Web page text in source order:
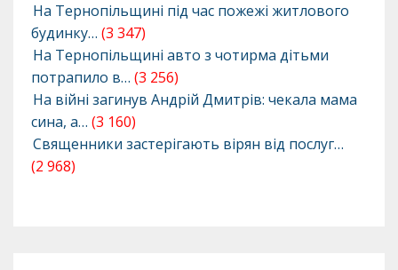
На Тернопільщині під час пожежі житлового
будинку… (3 347)
На Тернопільщині авто з чотирма дітьми
потрапило в… (3 256)
На війні загинув Андрій Дмитрів: чекала мама
сина, а… (3 160)
Священники застерігають вірян від послуг…
(2 968)